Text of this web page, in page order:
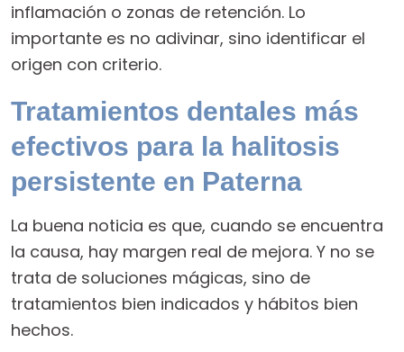
inflamación o zonas de retención. Lo
importante es no adivinar, sino identificar el
origen con criterio.
Tratamientos dentales más
efectivos para la halitosis
persistente en Paterna
La buena noticia es que, cuando se encuentra
la causa, hay margen real de mejora. Y no se
trata de soluciones mágicas, sino de
tratamientos bien indicados y hábitos bien
hechos.